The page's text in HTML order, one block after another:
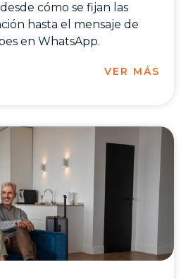
cómo se fijan las
hasta el mensaje de
en WhatsApp.
VER MÁS